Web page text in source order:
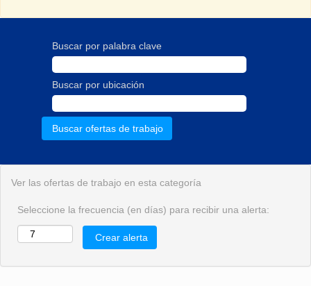
Buscar por palabra clave
Buscar por ubicación
Ver las ofertas de trabajo en esta categoría
Seleccione la frecuencia (en días) para recibir una alerta: